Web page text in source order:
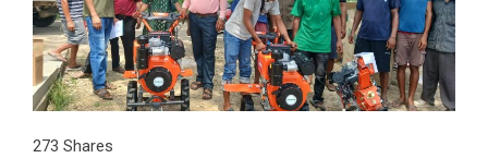
273 Shares